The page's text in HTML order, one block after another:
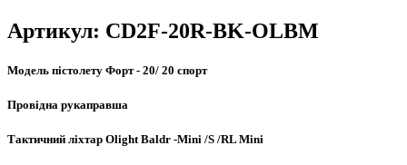
Артикул: CD2F-20R-BK-OLBM
Модель пістолету Форт - 20/ 20 спорт
Провідна рукаправша
Тактичний ліхтар Olight Baldr -Mini /S /RL Mini